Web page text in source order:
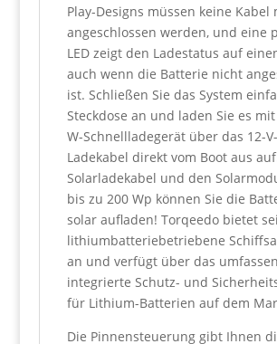
Play-Designs müssen keine Kabel
angeschlossen werden, und eine
LED zeigt den Ladestatus auf
auch wenn die Batterie nicht
ist. Schließen Sie das System
Steckdose an und laden Sie es
W-Schnellladegerät über das 12-
Ladekabel direkt vom Boot aus
Solarladekabel und den
bis zu 200 Wp können Sie die
solar aufladen! Torqeedo bietet
lithiumbatteriebetriebene
an und verfügt über das
integrierte Schutz- und
für Lithium-Batterien auf dem
Die Pinnensteuerung gibt Ihnen